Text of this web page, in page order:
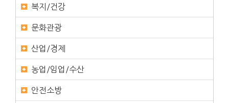
복지/건강
문화관광
산업/경제
농업/임업/수산
안전소방